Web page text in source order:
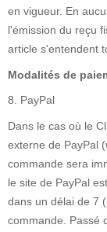
en vigueur. En
l'émission du reçu
article s'entendent
Modalités de
8. PayPal
Dans le cas où le
externe de PayPal
commande sera
le site de PayPal
dans un délai de 7
commande. Passé